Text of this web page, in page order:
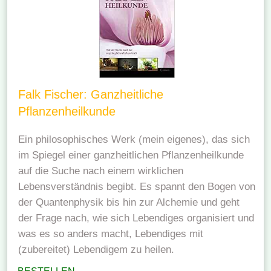
Falk Fischer: Ganzheitliche
Pflanzenheilkunde
Ein philosophisches Werk (mein eigenes), das sich
im Spiegel einer ganzheitlichen Pflanzenheilkunde
auf die Suche nach einem wirklichen
Lebensverständnis begibt. Es spannt den Bogen von
der Quantenphysik bis hin zur Alchemie und geht
der Frage nach, wie sich Lebendiges organisiert und
was es so anders macht, Lebendiges mit
(zubereitet) Lebendigem zu heilen.